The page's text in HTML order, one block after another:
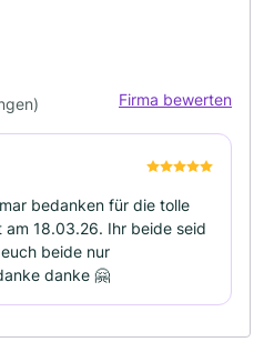
Firma bewerten
bedanken für die tolle
am 18.03.26. Ihr beide seid
beide nur
danke 🤗